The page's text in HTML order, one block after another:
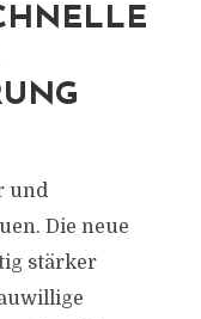
und
Die neue
stärker